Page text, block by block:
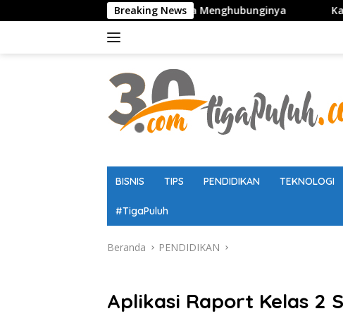
ke
Breaking News
Lengkap Cara Menghubunginya Kaldik Jatim 2026/2027
BISNIS TIPS PENDIDIKAN TEKNOLOGI
#TigaPuluh
Beranda PENDIDIKAN
Aplikasi Raport Kelas 2